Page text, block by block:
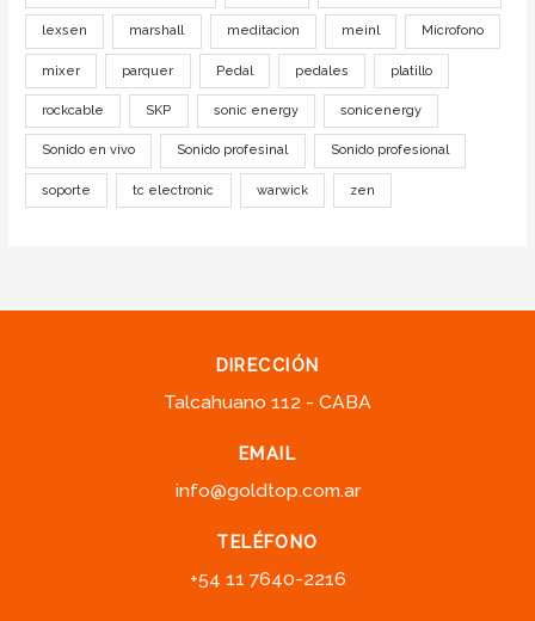
lexsen marshall meditacion meinl Microfono
mixer parquer Pedal pedales platillo
rockcable SKP sonic energy sonicenergy
Sonido en vivo Sonido profesinal Sonido profesional
soporte tc electronic warwick zen
DIRECCIÓN
Talcahuano 112 - CABA
EMAIL
info@goldtop.com.ar
TELÉFONO
+54 11 7640-2216